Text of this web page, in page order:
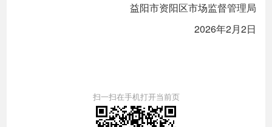
益阳市资阳区市场监督管理局
2026年2月2日
扫一扫在手机打开当前页